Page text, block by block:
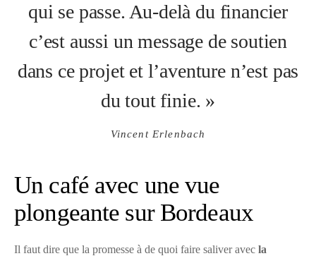
qui se passe. Au-delà du financier
c’est aussi un message de soutien
dans ce projet et l’aventure n’est pas
du tout finie. »
Vincent Erlenbach
Un café avec une vue
plongeante sur Bordeaux
Il faut dire que la promesse à de quoi faire saliver avec la